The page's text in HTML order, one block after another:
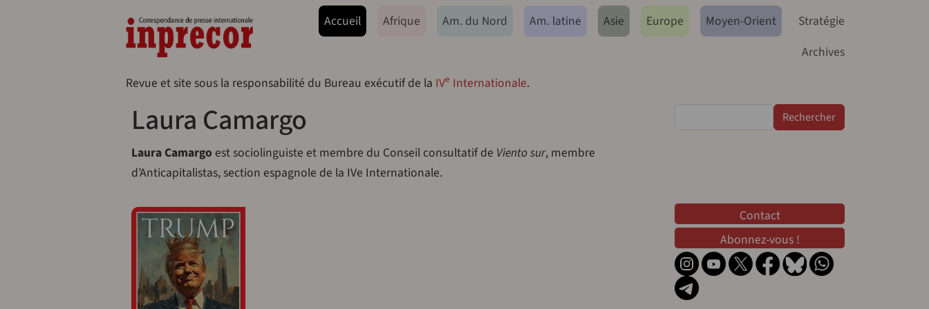
Navegação principal
Accueil Afrique Am. du Nord Am. latine Asie Europe Moyen-Orient
Stratégie
Archives
Revue et site sous la responsabilité du Bureau exécutif de la IVe Internationale.
Laura Camargo
Laura Camargo est sociolinguiste et membre du Conseil consultatif de Viento sur, membre
d’Anticapitalistas, section espagnole de la IVe Internationale.
Contact
Abonnez-vous !